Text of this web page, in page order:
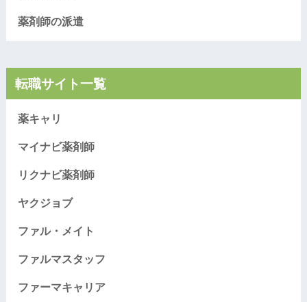
薬剤師の派遣
転職サイト一覧
薬キャリ
マイナビ薬剤師
リクナビ薬剤師
ヤクジョブ
ファル・メイト
ファルマスタッフ
ファーマキャリア